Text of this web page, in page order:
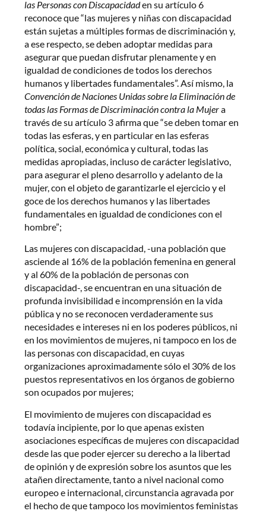
las Personas con Discapacidaden su artículo 6
reconoce que “las mujeres y niñas con discapacidad
están sujetas a múltiples formas de discriminación y,
a ese respecto, se deben adoptar medidas para
asegurar que puedan disfrutar plenamente y en
igualdad de condiciones de todos los derechos
humanos y libertades fundamentales”. Así mismo, la
Convención de Naciones Unidas sobre la Eliminación de
todas las Formas de Discriminación contra la Mujera
través de su artículo 3 afirma que “se deben tomar en
todas las esferas, y en particular en las esferas
política, social, económica y cultural, todas las
medidas apropiadas, incluso de carácter legislativo,
para asegurar el pleno desarrollo y adelanto de la
mujer, con el objeto de garantizarle el ejercicio y el
goce de los derechos humanos y las libertades
fundamentales en igualdad de condiciones con el
hombre”;
Las mujeres con discapacidad, -una población que
asciende al 16% de la población femenina en general
y al 60% de la población de personas con
discapacidad-, se encuentran en una situación de
profunda invisibilidad e incomprensión en la vida
pública y no se reconocen verdaderamente sus
necesidades e intereses ni en los poderes públicos, ni
en los movimientos de mujeres, ni tampoco en los de
las personas con discapacidad, en cuyas
organizaciones aproximadamente sólo el 30% de los
puestos representativos en los órganos de gobierno
son ocupados por mujeres;
El movimiento de mujeres con discapacidad es
todavía incipiente, por lo que apenas existen
asociaciones específicas de mujeres con discapacidad
desde las que poder ejercer su derecho a la libertad
de opinión y de expresión sobre los asuntos que les
atañen directamente, tanto a nivel nacional como
europeo e internacional, circunstancia agravada por
el hecho de que tampoco los movimientos feministas